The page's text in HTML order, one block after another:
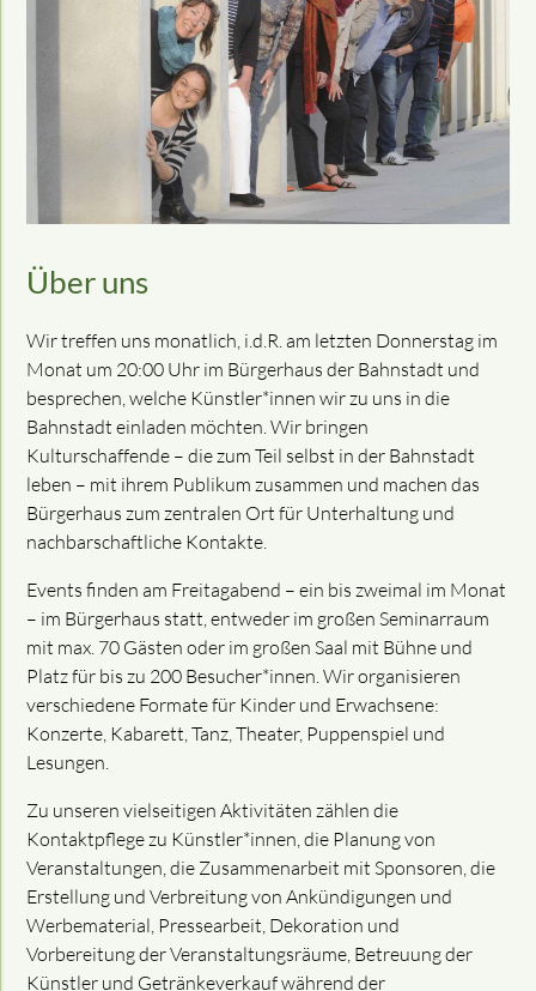
Über uns
Wir treffen uns monatlich, i.d.R. am letzten Donnerstag im
Monat um 20:00 Uhr im Bürgerhaus der Bahnstadt und
besprechen, welche Künstler*innen wir zu uns in die
Bahnstadt einladen möchten. Wir bringen
Kulturschaffende – die zum Teil selbst in der Bahnstadt
leben – mit ihrem Publikum zusammen und machen das
Bürgerhaus zum zentralen Ort für Unterhaltung und
nachbarschaftliche Kontakte.
Events finden am Freitagabend – ein bis zweimal im Monat
– im Bürgerhaus statt, entweder im großen Seminarraum
mit max. 70 Gästen oder im großen Saal mit Bühne und
Platz für bis zu 200 Besucher*innen. Wir organisieren
verschiedene Formate für Kinder und Erwachsene:
Konzerte, Kabarett, Tanz, Theater, Puppenspiel und
Lesungen.
Zu unseren vielseitigen Aktivitäten zählen die
Kontaktpflege zu Künstler*innen, die Planung von
Veranstaltungen, die Zusammenarbeit mit Sponsoren, die
Erstellung und Verbreitung von Ankündigungen und
Werbematerial, Pressearbeit, Dekoration und
Vorbereitung der Veranstaltungsräume, Betreuung der
Künstler und Getränkeverkauf während der